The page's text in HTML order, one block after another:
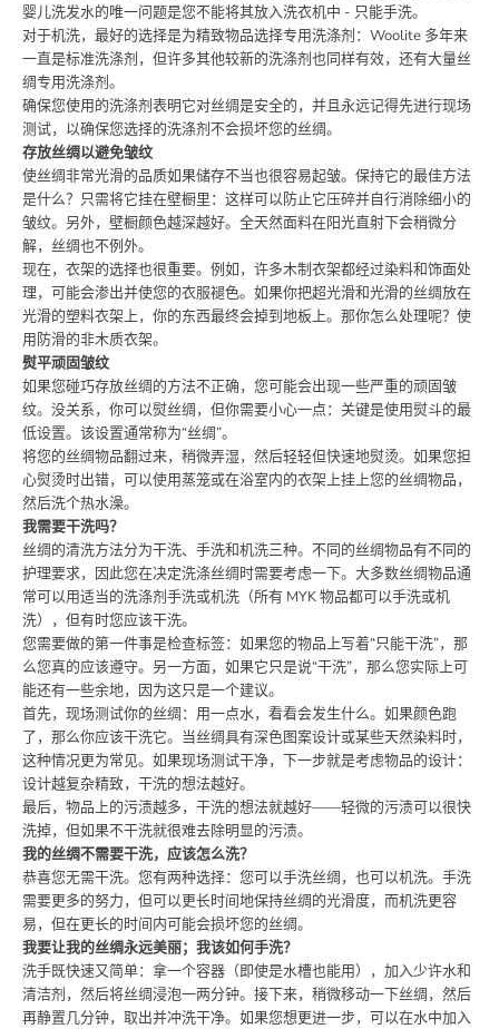
婴儿洗发水的唯一问题是您不能将其放入洗衣机中 - 只能手洗。
对于机洗，最好的选择是为精致物品选择专用洗涤剂：Woolite 多年来
一直是标准洗涤剂，但许多其他较新的洗涤剂也同样有效，还有大量丝
绸专用洗涤剂。
确保您使用的洗涤剂表明它对丝绸是安全的，并且永远记得先进行现场
测试，以确保您选择的洗涤剂不会损坏您的丝绸。
存放丝绸以避免皱纹
使丝绸非常光滑的品质如果储存不当也很容易起皱。保持它的最佳方法
是什么？只需将它挂在壁橱里：这样可以防止它压碎并自行消除细小的
皱纹。另外，壁橱颜色越深越好。全天然面料在阳光直射下会稍微分
解，丝绸也不例外。
现在，衣架的选择也很重要。例如，许多木制衣架都经过染料和饰面处
理，可能会渗出并使您的衣服褪色。如果你把超光滑和光滑的丝绸放在
光滑的塑料衣架上，你的东西最终会掉到地板上。那你怎么处理呢？使
用防滑的非木质衣架。
熨平顽固皱纹
如果您碰巧存放丝绸的方法不正确，您可能会出现一些严重的顽固皱
纹。没关系，你可以熨丝绸，但你需要小心一点：关键是使用熨斗的最
低设置。该设置通常称为“丝绸”。
将您的丝绸物品翻过来，稍微弄湿，然后轻轻但快速地熨烫。如果您担
心熨烫时出错，可以使用蒸笼或在浴室内的衣架上挂上您的丝绸物品，
然后洗个热水澡。
我需要干洗吗？
丝绸的清洗方法分为干洗、手洗和机洗三种。不同的丝绸物品有不同的
护理要求，因此您在决定洗涤丝绸时需要考虑一下。大多数丝绸物品通
常可以用适当的洗涤剂手洗或机洗（所有 MYK 物品都可以手洗或机
洗），但有时您应该干洗。
您需要做的第一件事是检查标签：如果您的物品上写着“只能干洗”，那
么您真的应该遵守。另一方面，如果它只是说“干洗”，那么您实际上可
能还有一些余地，因为这只是一个建议。
首先，现场测试你的丝绸：用一点水，看看会发生什么。如果颜色跑
了，那么你应该干洗它。当丝绸具有深色图案设计或某些天然染料时，
这种情况更为常见。如果现场测试干净，下一步就是考虑物品的设计：
设计越复杂精致，干洗的想法越好。
最后，物品上的污渍越多，干洗的想法就越好——轻微的污渍可以很快
洗掉，但如果不干洗就很难去除明显的污渍。
我的丝绸不需要干洗，应该怎么洗？
恭喜您无需干洗。您有两种选择：您可以手洗丝绸，也可以机洗。手洗
需要更多的努力，但可以更长时间地保持丝绸的光滑度，而机洗更容
易，但在更长的时间内可能会损坏您的丝绸。
我要让我的丝绸永远美丽；我该如何手洗？
洗手既快速又简单：拿一个容器（即使是水槽也能用），加入少许水和
清洁剂，然后将丝绸浸泡一两分钟。接下来，稍微移动一下丝绸，然后
再静置几分钟，取出并冲洗干净。如果您想更进一步，可以在水中加入